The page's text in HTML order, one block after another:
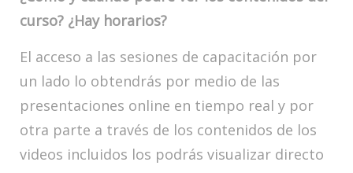
curso? ¿Hay horarios?
El acceso a las sesiones de capacitación por
un lado lo obtendrás por medio de las
presentaciones online en tiempo real y por
otra parte a través de los contenidos de los
videos incluidos los podrás visualizar directo